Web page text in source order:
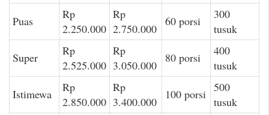
Puas
Rp
2.250.000
Rp
2.750.000
60 porsi
300
tusuk
Super
Rp
2.525.000
Rp
3.050.000
80 porsi
400
tusuk
Istimewa
Rp
2.850.000
Rp
3.400.000
100 porsi 500
tusuk